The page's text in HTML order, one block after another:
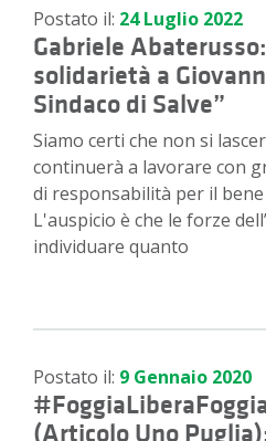
Postato il: 24 Luglio 2022
Gabriele
solidarietà a
Sindaco di Salve”
Siamo certi che non si
continuerà a lavorare con
di responsabilità per il
L'auspicio è che le forze
individuare quanto
Postato il: 9 Gennaio 2020
(Articolo Uno